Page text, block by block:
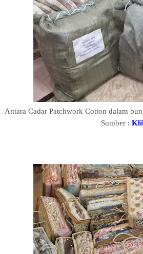
Antara Cadar Patchwork Cotton dalam
Sumber :